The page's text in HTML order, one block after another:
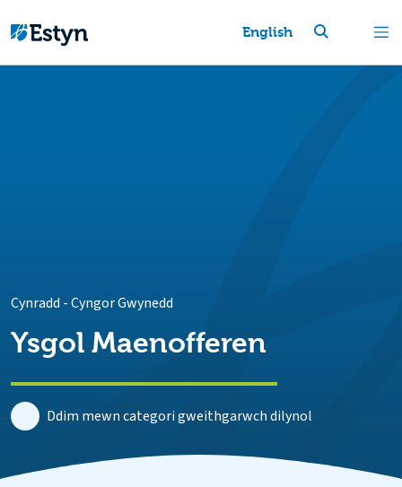
English
Cynradd -Cyngor Gwynedd
Ysgol Maenofferen
Ddim mewn categori gweithgarwch dilynol